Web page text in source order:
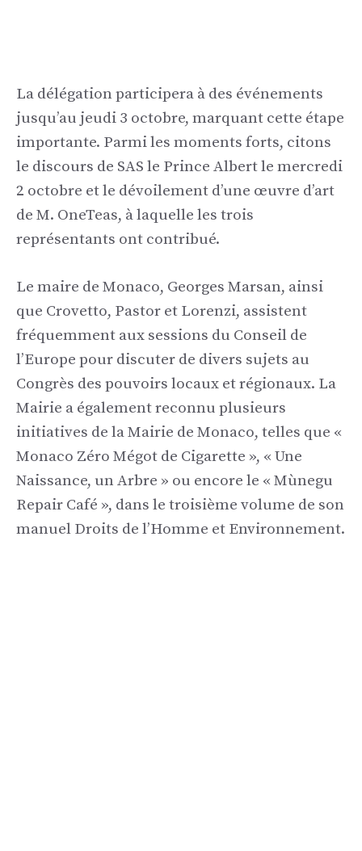
La délégation participera à des événements
jusqu’au jeudi 3 octobre, marquant cette étape
importante. Parmi les moments forts, citons
le discours de SAS le Prince Albert le mercredi
2 octobre et le dévoilement d’une œuvre d’art
de M. OneTeas, à laquelle les trois
représentants ont contribué.
Le maire de Monaco, Georges Marsan, ainsi
que Crovetto, Pastor et Lorenzi, assistent
fréquemment aux sessions du Conseil de
l’Europe pour discuter de divers sujets au
Congrès des pouvoirs locaux et régionaux. La
Mairie a également reconnu plusieurs
initiatives de la Mairie de Monaco, telles que «
Monaco Zéro Mégot de Cigarette », « Une
Naissance, un Arbre » ou encore le « Mùnegu
Repair Café », dans le troisième volume de son
manuel Droits de l’Homme et Environnement.